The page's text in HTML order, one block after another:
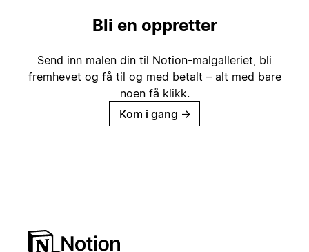
Bli en oppretter
Send inn malen din til Notion-malgalleriet, bli
fremhevet og få til og med betalt – alt med bare
noen få klikk.
Kom i gang →